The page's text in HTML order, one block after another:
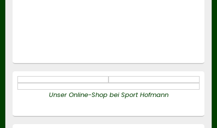
Unser Online-Shop bei Sport Hofmann